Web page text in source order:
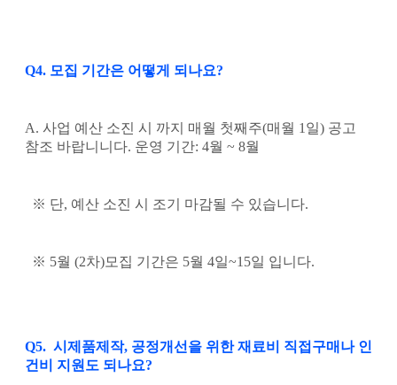
Q4. 모집 기간은 어떻게 되나요?
A. 사업 예산 소진 시 까지 매월 첫째주(매월 1일) 공고
참조 바랍니니다. 운영 기간: 4월 ~ 8월
※ 단, 예산 소진 시 조기 마감될 수 있습니다.
※ 5월 (2차)모집 기간은 5월 4일~15일 입니다.
Q5. 시제품제작, 공정개선을 위한 재료비 직접구매나 인
건비 지원도 되나요?